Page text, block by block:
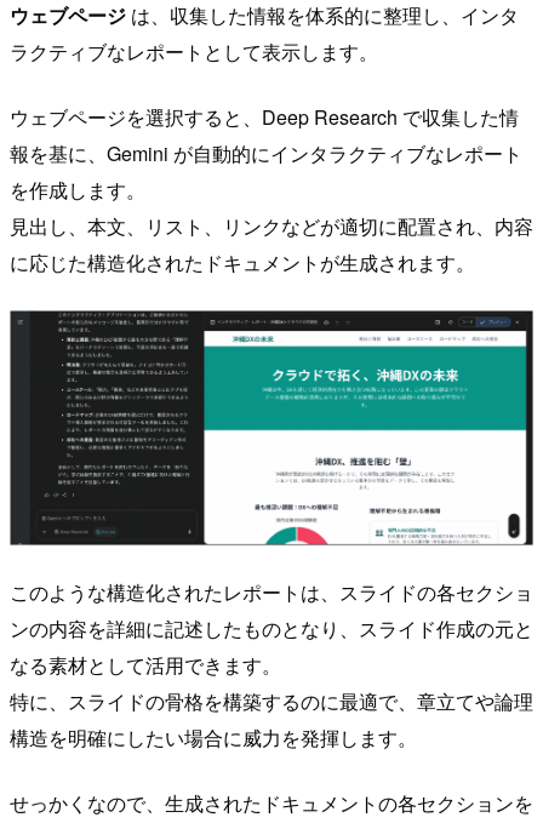
ウェブページ は、収集した情報を体系的に整理し、インタ
ラクティブなレポートとして表示します。
ウェブページを選択すると、Deep Research で収集した情
報を基に、Gemini が自動的にインタラクティブなレポート
を作成します。
見出し、本文、リスト、リンクなどが適切に配置され、内容
に応じた構造化されたドキュメントが生成されます。
このような構造化されたレポートは、スライドの各セクショ
ンの内容を詳細に記述したものとなり、スライド作成の元と
なる素材として活用できます。
特に、スライドの骨格を構築するのに最適で、章立てや論理
構造を明確にしたい場合に威力を発揮します。
せっかくなので、生成されたドキュメントの各セクションを